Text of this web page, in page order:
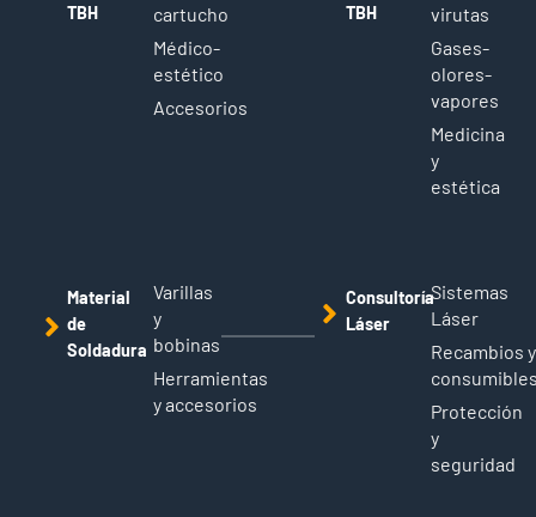
TBH
cartucho
Médico-
estético
Accesorios
TBH
virutas
Gases-
olores-
vapores
Medicina
y
estética
Material
de
Soldadura
Varillas
y
bobinas
Herramientas
y accesorios
Consultoría
Láser
Sistemas
Láser
Recambios y
Protección
y
seguridad